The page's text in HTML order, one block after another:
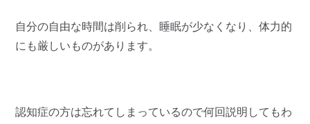
自分の自由な時間は削られ、睡眠が少なくなり、体力的
にも厳しいものがあります。
認知症の方は忘れてしまっているので何回説明してもわ